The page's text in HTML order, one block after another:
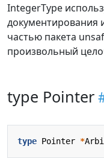
IntegerType
документирования
частью пакета
произвольный
type Pointer
type Pointer *